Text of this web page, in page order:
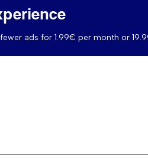
ads for 1.99€ per month or